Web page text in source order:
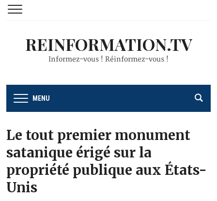
REINFORMATION.TV
Informez-vous ! Réinformez-vous !
MENU
Le tout premier monument
satanique érigé sur la
propriété publique aux États-
Unis